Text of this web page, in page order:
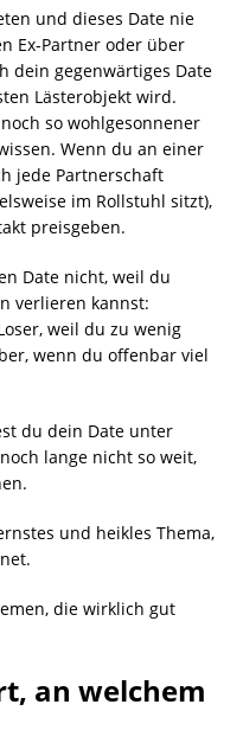
und dieses Date nie
Ex-Partner oder über
dein gegenwärtiges Date
Lästerobjekt wird.
so wohlgesonnener
Wenn du an einer
jede Partnerschaft
im Rollstuhl sitzt),
preisgeben.
Date nicht, weil du
verlieren kannst:
weil du zu wenig
wenn du offenbar viel
du dein Date unter
lange nicht so weit,
und heikles Thema,
die wirklich gut
an welchem